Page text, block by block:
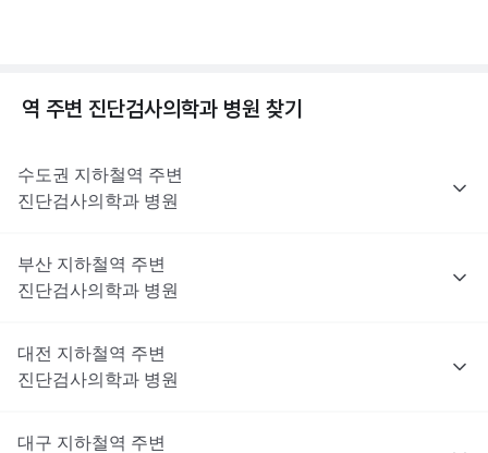
역 주변 진단검사의학과 병원 찾기
수도권 지하철역 주변
진단검사의학과 병원
부산 지하철역 주변
진단검사의학과 병원
대전 지하철역 주변
진단검사의학과 병원
대구 지하철역 주변